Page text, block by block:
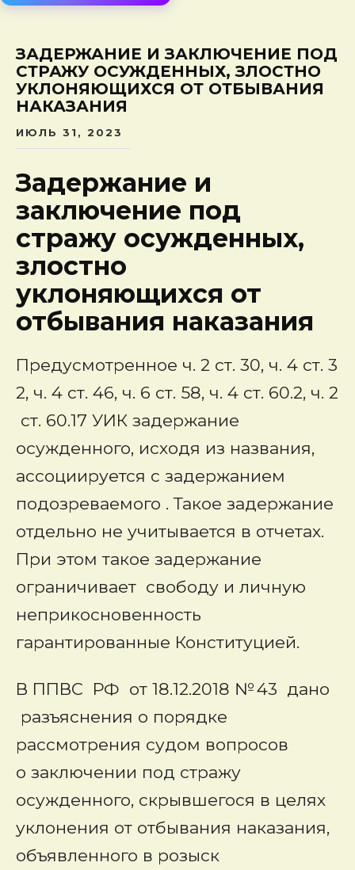
ЗАДЕРЖАНИЕ И ЗАКЛЮЧЕНИЕ ПОД
СТРАЖУ ОСУЖДЕННЫХ, ЗЛОСТНО
УКЛОНЯЮЩИХСЯ ОТ ОТБЫВАНИЯ
НАКАЗАНИЯ
ИЮЛЬ 31, 2023
Задержание и
заключение под
стражу осужденных,
злостно
уклоняющихся от
отбывания наказания
Предусмотренное ч. 2 ст. 30, ч. 4 ст. 3
2, ч. 4 ст. 46, ч. 6 ст. 58, ч. 4 ст. 60.2, ч. 2
ст. 60.17 УИК задержание
осужденного, исходя из названия,
ассоциируется с задержанием
подозреваемого . Такое задержание
отдельно не учитывается в отчетах.
При этом такое задержание
ограничивает свободу и личную
неприкосновенность
гарантированные Конституцией.
В ППВС РФ от 18.12.2018 № 43 дано
разъяснения о порядке
рассмотрения судом вопросов
о заключении под стражу
осужденного, скрывшегося в целях
уклонения от отбывания наказания,
объявленного в розыск